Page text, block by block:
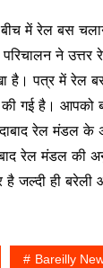
में रेल बस
ने उत्तर
है। पत्र में रेल
गई है। आपको
रेल मंडल
रेल मंडल की
है जल्दी ही
Bareilly